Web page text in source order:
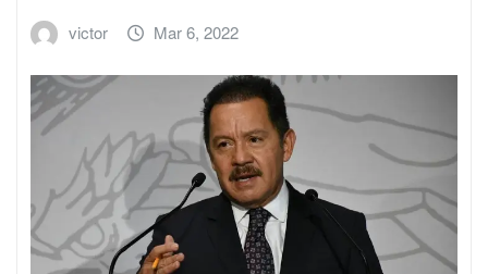
victor Mar 6, 2022